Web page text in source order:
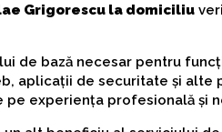
Grigorescu la domiciliu
de bază necesar pentru
aplicații de securitate și
pe experiența profesională și